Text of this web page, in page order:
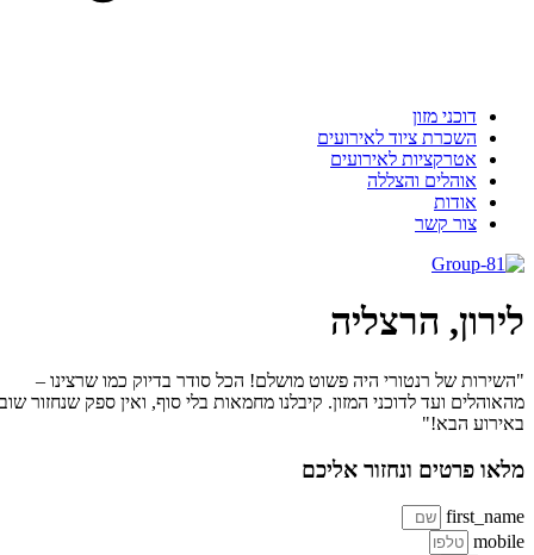
דוכני מזון
השכרת ציוד לאירועים
אטרקציות לאירועים
אוהלים והצללה
אודות
צור קשר
לירון, הרצליה
"השירות של רנטורי היה פשוט מושלם! הכל סודר בדיוק כמו שרצינו –
מהאוהלים ועד לדוכני המזון. קיבלנו מחמאות בלי סוף, ואין ספק שנחזור שוב
באירוע הבא!"
מלאו פרטים ונחזור אליכם
first_name
mobile